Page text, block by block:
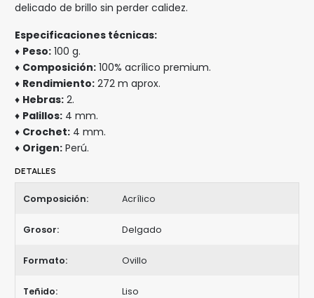
delicado de brillo sin perder calidez.
Especificaciones técnicas:
♦ Peso: 100 g.
♦ Composición: 100% acrílico premium.
♦ Rendimiento: 272 m aprox.
♦ Hebras: 2.
♦ Palillos: 4 mm.
♦ Crochet: 4 mm.
♦ Origen: Perú.
DETALLES
Composición: Acrílico
Grosor: Delgado
Formato: Ovillo
Teñido: Liso